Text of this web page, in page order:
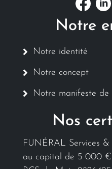
Notre
Notre identité
Notre concept
Notre manifeste de
Nos
FUNÉRAL Services &
au capital de 5 000 €